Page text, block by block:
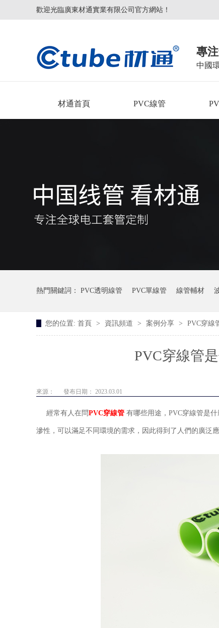
歡迎光臨廣東材通實業有限公司官方網站！
專
中國
材通首頁 PVC線管
熱門關鍵詞： PVC透明線管 PVC單線管 線管輔材
您的位置: 首頁 > 資訊頻道 > 案例分享 > PVC穿線
PVC穿線管
來源： 發布日期： 2023.03.01
經常有人在問PVC穿線管 有哪些用途，PVC穿線管是
滲性，可以滿足不同環境的需求，因此得到了人們的廣泛應